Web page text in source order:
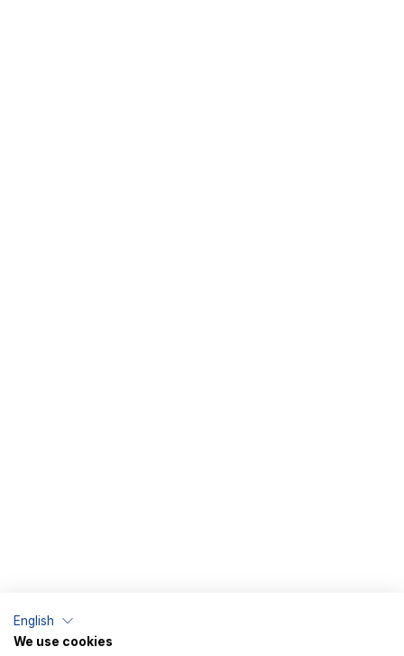
English
We use cookies